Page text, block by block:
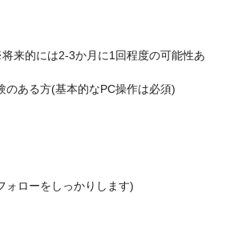
来的には2-3か月に1回程度の可能性あ
のある方(基本的なPC操作は必須)
ローをしっかりします)